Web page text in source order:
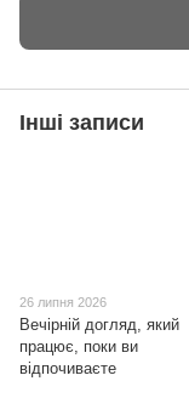
Інші записи
26 липня 2026
Вечірній догляд, який
працює, поки ви
відпочиваєте